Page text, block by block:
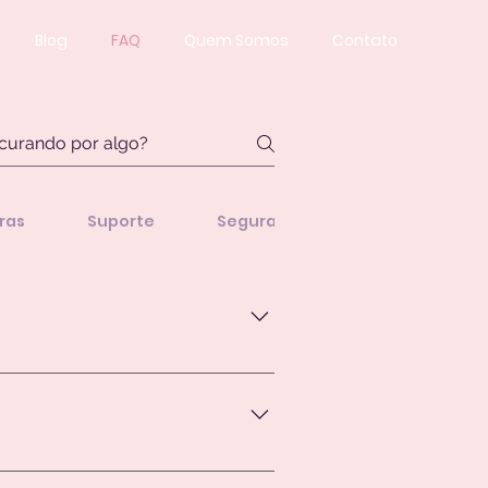
Blog FAQ Quem Somos Contato
Suporte Segurança e Privacidade
cuidado infantil, compartilhar
por um dos nossos planos